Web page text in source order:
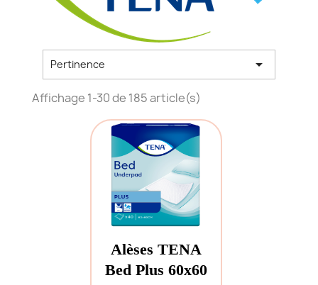
Pertinence 
Affichage 1-30 de 185 article(s)
Alèses TENA
Bed Plus 60x60